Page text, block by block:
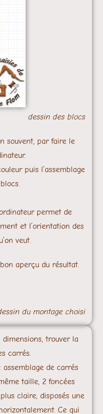
dessin des blocs
souvent, par faire le
puis l’assemblage
permet de
et l’orientation des
veut.
aperçu du résultat.
du montage choisi
trouver la
carrés.
assemblage de carrés
taille, 2 foncées
claire, disposés une
Ce qui